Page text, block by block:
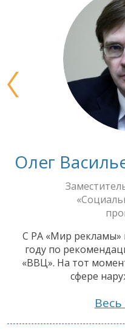
Олег
С РА «Мир рекламы»
году по
«ВВЦ». На тот
сфере